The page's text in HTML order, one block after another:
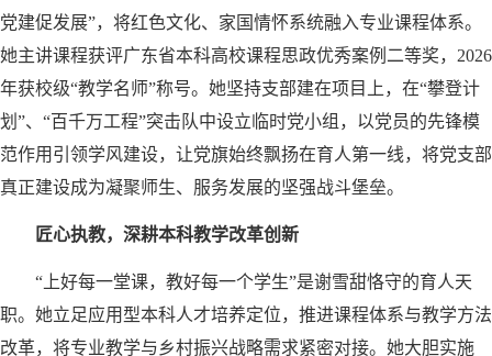
党建促发展”，将红色文化、家国情怀系统融入专业课程体系。
她主讲课程获评广东省本科高校课程思政优秀案例二等奖，2026
年获校级“教学名师”称号。她坚持支部建在项目上，在“攀登计
划”、“百千万工程”突击队中设立临时党小组，以党员的先锋模
范作用引领学风建设，让党旗始终飘扬在育人第一线，将党支部
真正建设成为凝聚师生、服务发展的坚强战斗堡垒。
匠心执教，深耕本科教学改革创新
“上好每一堂课，教好每一个学生”是谢雪甜恪守的育人天
职。她立足应用型本科人才培养定位，推进课程体系与教学方法
改革，将专业教学与乡村振兴战略需求紧密对接。她大胆实施